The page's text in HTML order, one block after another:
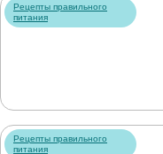
Рецепты правильного
питания
Рецепты правильного
питания